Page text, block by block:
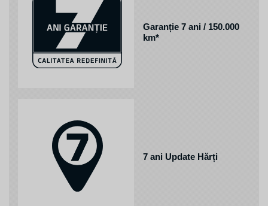
Garanție 7 ani / 150.000
km*
7 ani Update Hărți